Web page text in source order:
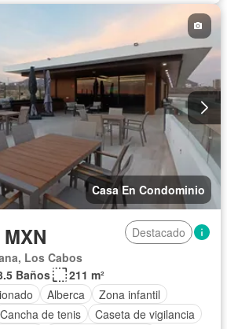
Casa En Condominio
Destacado
Los Cabos
Baños
211 m²
Alberca
Zona infantil
Cancha de tenis
Caseta de vigilancia